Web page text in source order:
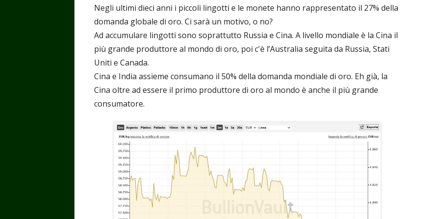
Negli ultimi dieci anni i piccoli lingotti e le monete hanno rappresentato il 27% della
domanda globale di oro. Ci sarà un motivo, o no?
Ad accumulare lingotti sono soprattutto Russia e Cina. A livello mondiale è la Cina il
più grande produttore al mondo di oro, poi c'è l’Australia seguita da Russia, Stati
Uniti e Canada.
Cina e India assieme consumano il 50% della domanda mondiale di oro. Eh già, la
Cina oltre ad essere il primo produttore di oro al mondo è anche il più grande
consumatore.